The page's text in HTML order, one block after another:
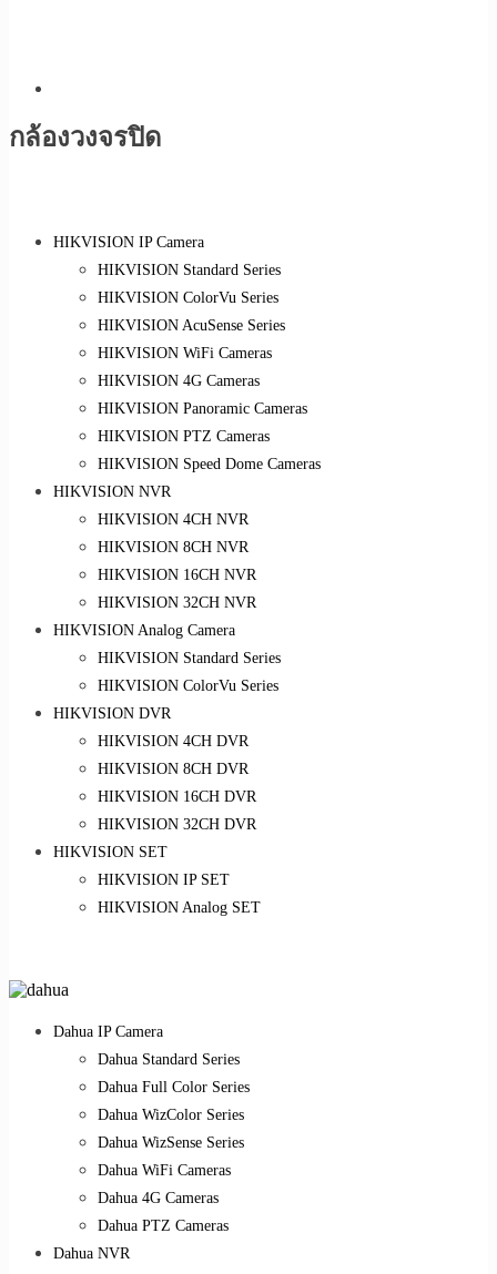
กล้องวงจรปิด
HIKVISION IP Camera
HIKVISION Standard Series
HIKVISION ColorVu Series
HIKVISION AcuSense Series
HIKVISION WiFi Cameras
HIKVISION 4G Cameras
HIKVISION Panoramic Cameras
HIKVISION PTZ Cameras
HIKVISION Speed Dome Cameras
HIKVISION NVR
HIKVISION 4CH NVR
HIKVISION 8CH NVR
HIKVISION 16CH NVR
HIKVISION 32CH NVR
HIKVISION Analog Camera
HIKVISION Standard Series
HIKVISION ColorVu Series
HIKVISION DVR
HIKVISION 4CH DVR
HIKVISION 8CH DVR
HIKVISION 16CH DVR
HIKVISION 32CH DVR
HIKVISION SET
HIKVISION IP SET
HIKVISION Analog SET
Dahua IP Camera
Dahua Standard Series
Dahua Full Color Series
Dahua WizColor Series
Dahua WizSense Series
Dahua WiFi Cameras
Dahua 4G Cameras
Dahua PTZ Cameras
Dahua NVR